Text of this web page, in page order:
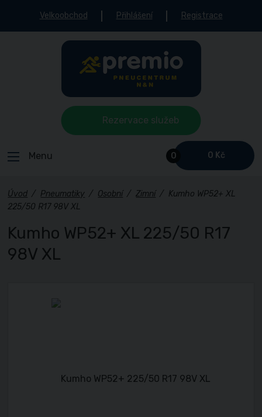
Velkoobchod Přihlášení Registrace
0 0 Kč
Menu
Rezervace služeb
Úvod / Pneumatiky / Osobní / Zimní / Kumho WP52+ XL
225/50 R17 98V XL
Kumho WP52+ XL 225/50 R17
98V XL